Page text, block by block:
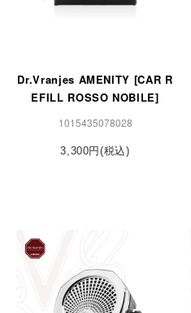
Dr.Vranjes AMENITY [CAR R
EFILL ROSSO NOBILE]
1015435078028
3,300円(税込)